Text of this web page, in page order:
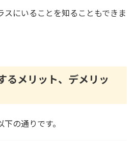
スにいることを知ることもできま
るメリット、デメリッ
下の通りです。